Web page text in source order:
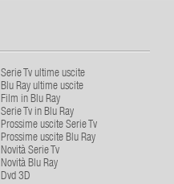
Serie Tv ultime uscite
Blu Ray ultime uscite
Film in Blu Ray
Serie Tv in Blu Ray
Prossime uscite Serie Tv
Prossime uscite Blu Ray
Novità Serie Tv
Novità Blu Ray
Dvd 3D